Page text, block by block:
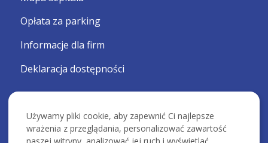
Opłata za parking
Informacje dla firm
Deklaracja dostępności
Używamy pliki cookie, aby zapewnić Ci najlepsze
wrażenia z przeglądania, personalizować zawartość